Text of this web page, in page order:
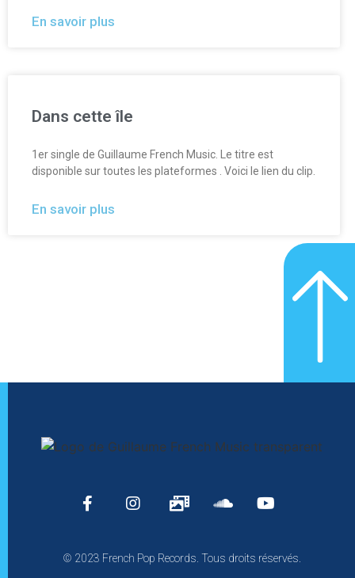
En savoir plus
Dans cette île
1er single de Guillaume French Music. Le titre est
disponible sur toutes les plateformes . Voici le lien du clip.
En savoir plus
© 2023 French Pop Records. Tous droits réservés.